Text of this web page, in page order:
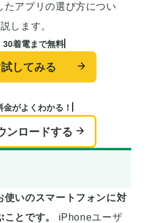
たアプリの選び方につい
します。
着電まで無料
してみる
がよくわかる！
ンロードする
使いのスマートフォンに対
とです。
iPhoneユーザ